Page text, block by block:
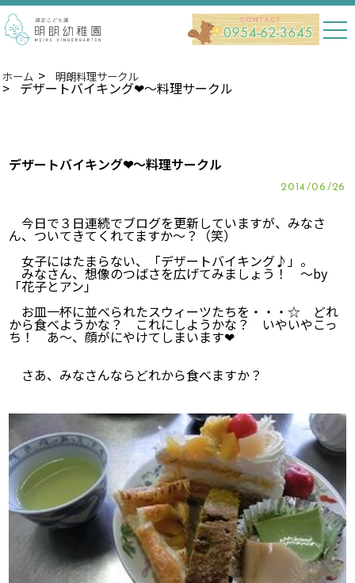
ホーム 明朗料理サークル
デザートバイキング❤～料理サークル
デザートバイキング❤～料理サークル
2014/06/26
今日で３日連続でブログを更新していますが、みなさ
ん、ついてきてくれてますか～？（笑）
女子にはたまらない、「デザートバイキング♪」。
みなさん、想像のつばさを広げてみましょう！ ～by
「花子とアン」
お皿一杯に並べられたスウィーツたちを・・・☆ どれ
から食べようかな？ これにしようかな？ いやいやこっ
ち！ あ～、顔がにやけてしまいます❤
さあ、みなさんならどれから食べますか？